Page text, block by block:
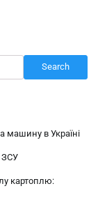
Search
машину в Україні
ЗСУ
картоплю: